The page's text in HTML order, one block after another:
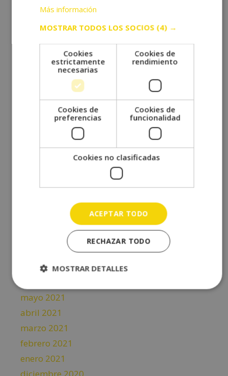
febrero 2023
septiembre 2022
agosto 2022
junio 2022
mayo 2022
marzo 2022
diciembre 2021
noviembre 2021
octubre 2021
septiembre 2021
agosto 2021
julio 2021
mayo 2021
abril 2021
marzo 2021
febrero 2021
enero 2021
Más información
MOSTRAR TODOS LOS SOCIOS (4) →
Cookies
estrictamente
necesarias
Cookies de
rendimiento
Cookies de
preferencias
Cookies de
funcionalidad
Cookies no clasificadas
ACEPTAR TODO
RECHAZAR TODO
MOSTRAR DETALLES